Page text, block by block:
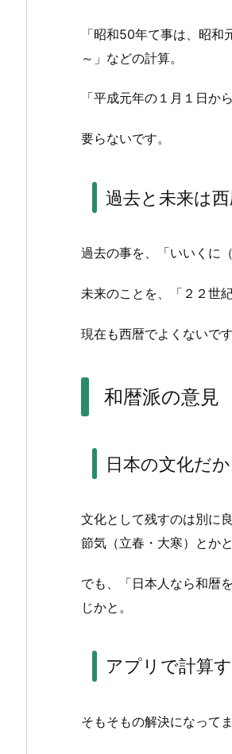
「昭和50年て事は、昭
～」などの計算。
「平成元年の１月１日か
要らないです。
過去と未来は
過去の事を、「いいくに
未来のことを、「２２世
現在も西暦でよくないで
和暦派の意見
日本の文化だ
文化として残すのは別に
節気（立春・大寒）とか
でも、「日本人なら和暦
じかと。
アプリで計算
そもそもの解決になって